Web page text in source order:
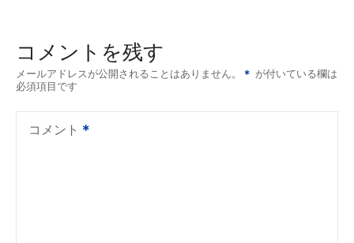
コメントを残す
メールアドレスが公開されることはありません。
が付いている欄は
必須項目です
コメント